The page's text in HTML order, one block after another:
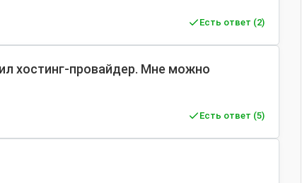
Есть ответ (2)
хостинг-провайдер. Мне можно
Есть ответ (5)